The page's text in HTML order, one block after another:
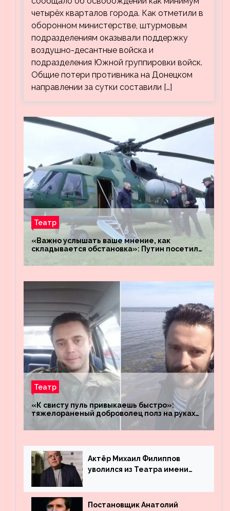
четырёх кварталов города. Как отметили в
оборонном министерстве, штурмовым
подразделениям оказывали поддержку
воздушно-десантные войска и
подразделения Южной группировки войск.
Общие потери противника на Донецком
направлении за сутки составили […]
Театр
«Важно услышать ваше мнение, как
складывается обстановка»: Путин посетил
«Восток»
Театр
«К свисту пуль привыкаешь быстро»:
тяжелораненый доброволец полз на руках
четыре километра через заминированное
поле
Актёр Михаил Филиппов
уволился из Театра имени
Постановщик Анатолий